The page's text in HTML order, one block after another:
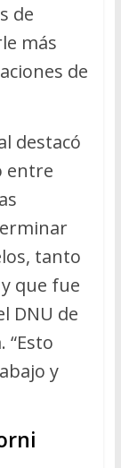
de
más
de
destacó
entre
tanto
que fue
DNU de
“Esto
y